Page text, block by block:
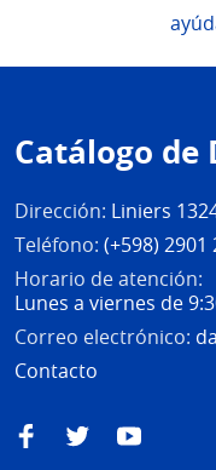
de
página
Catálogo de
Dirección: Liniers
Teléfono: (+598) 2901
Horario de atención:
Lunes a viernes de
Correo electrónico:
Contacto
FacebookTwitterYouTube